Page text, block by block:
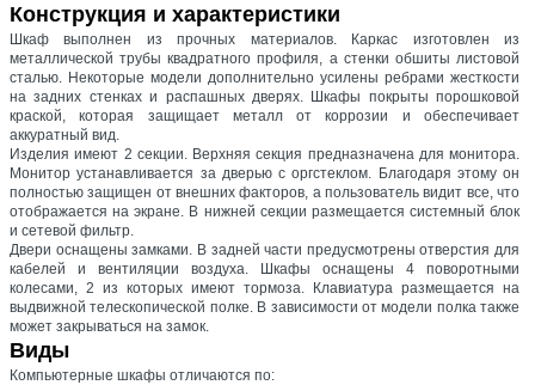
Конструкция и характеристики
Шкаф выполнен из прочных материалов. Каркас изготовлен из
металлической трубы квадратного профиля, а стенки обшиты листовой
сталью. Некоторые модели дополнительно усилены ребрами жесткости
на задних стенках и распашных дверях. Шкафы покрыты порошковой
краской, которая защищает металл от коррозии и обеспечивает
аккуратный вид.
Изделия имеют 2 секции. Верхняя секция предназначена для монитора.
Монитор устанавливается за дверью с оргстеклом. Благодаря этому он
полностью защищен от внешних факторов, а пользователь видит все, что
отображается на экране. В нижней секции размещается системный блок
и сетевой фильтр.
Двери оснащены замками. В задней части предусмотрены отверстия для
кабелей и вентиляции воздуха. Шкафы оснащены 4 поворотными
колесами, 2 из которых имеют тормоза. Клавиатура размещается на
выдвижной телескопической полке. В зависимости от модели полка также
может закрываться на замок.
Виды
Компьютерные шкафы отличаются по: